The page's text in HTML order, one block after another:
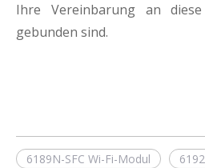
Ihre Vereinbarung an
gebunden sind.
6189N-SFC Wi-Fi-Modul